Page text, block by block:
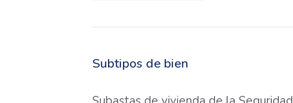
Subtipos de bien